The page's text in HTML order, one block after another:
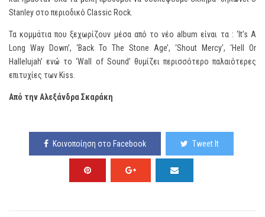
Stanley στο περιοδικό Classic Rock.
Τα κομμάτια που ξεχωρίζουν μέσα από το νέο album είναι τα : ‘It’s A
Long Way Down’, ‘Back To The Stone Age’, ‘Shout Mercy’, ‘Hell Or
Hallelujah’ ενώ το ‘Wall of Sound’ θυμίζει περισσότερο παλαιότερες
επιτυχίες των Kiss.
Από την Αλεξάνδρα Σκαράκη
Κοινοποίηση στο Facebook Tweet It